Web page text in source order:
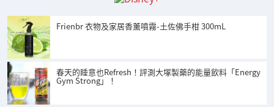
Frienbr 衣物及家居香薰噴霧-土佐佛手柑 300mL
春天的睡意也Refresh！評測大塚製藥的能量飲料「Energy
Gym Strong」！